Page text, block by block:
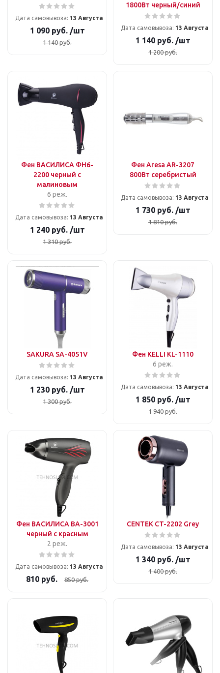
Дата самовывоза: 13 Августа
1 090руб. /шт
1 140руб.
1800Вт черный/синий
Дата самовывоза: 13 Августа
1 140руб. /шт
1 200руб.
Фен ВАСИЛИСА ФН6-
2200 черный с
малиновым
6 реж.
Дата самовывоза: 13 Августа
1 240руб. /шт
1 310руб.
Фен Aresa AR-3207
800Вт серебристый
Дата самовывоза: 13 Августа
1 730руб. /шт
1 810руб.
SAKURA SA-4051V
Дата самовывоза: 13 Августа
1 230руб. /шт
1 300руб.
Фен KELLI KL-1110
6 реж.
Дата самовывоза: 13 Августа
1 850руб. /шт
1 940руб.
Фен ВАСИЛИСА ВА-3001
черный с красным
2 реж.
Дата самовывоза: 13 Августа
810 руб. 850руб.
CENTEK CT-2202 Grey
Дата самовывоза: 13 Августа
1 340руб. /шт
1 400руб.